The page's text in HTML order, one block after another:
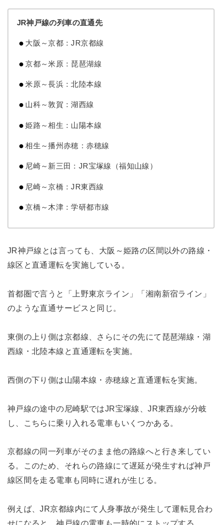
JR神戸線の列車の直通先
大阪～京都：JR京都線
京都～米原：琵琶湖線
米原～長浜：北陸本線
山科～敦賀：湖西線
姫路～相生：山陽本線
相生～播州赤穂：赤穂線
尼崎～新三田：JR宝塚線（福知山線）
尼崎～京橋：JR東西線
京橋～木津：学研都市線
JR神戸線とは言っても、大阪～姫路の区間以外の路線・
線区と直通運転を実施している。
首都圏で言うと「上野東京ライン」「湘南新宿ライン」
のような直通サービスと同じ。
東側の上り側は京都線、さらにその先にて琵琶湖線・湖
西線・北陸本線と直通運転を実施。
西側の下り側は山陽本線・赤穂線と直通運転を実施。
神戸線の途中の尼崎駅ではJR宝塚線、JR東西線が分岐
し、こちらに乗り入れる電車もいくつかある。
京都線の同一列車がそのまま他の路線へと行き来してい
る。このため、それらの路線にて遅延が発生すれば神戸
線区間を走る電車も同時に遅れが生じる。
例えば、JR京都線内にて人身事故が発生して運転見合わ
せになると、神戸線の電車も一時的にストップする。